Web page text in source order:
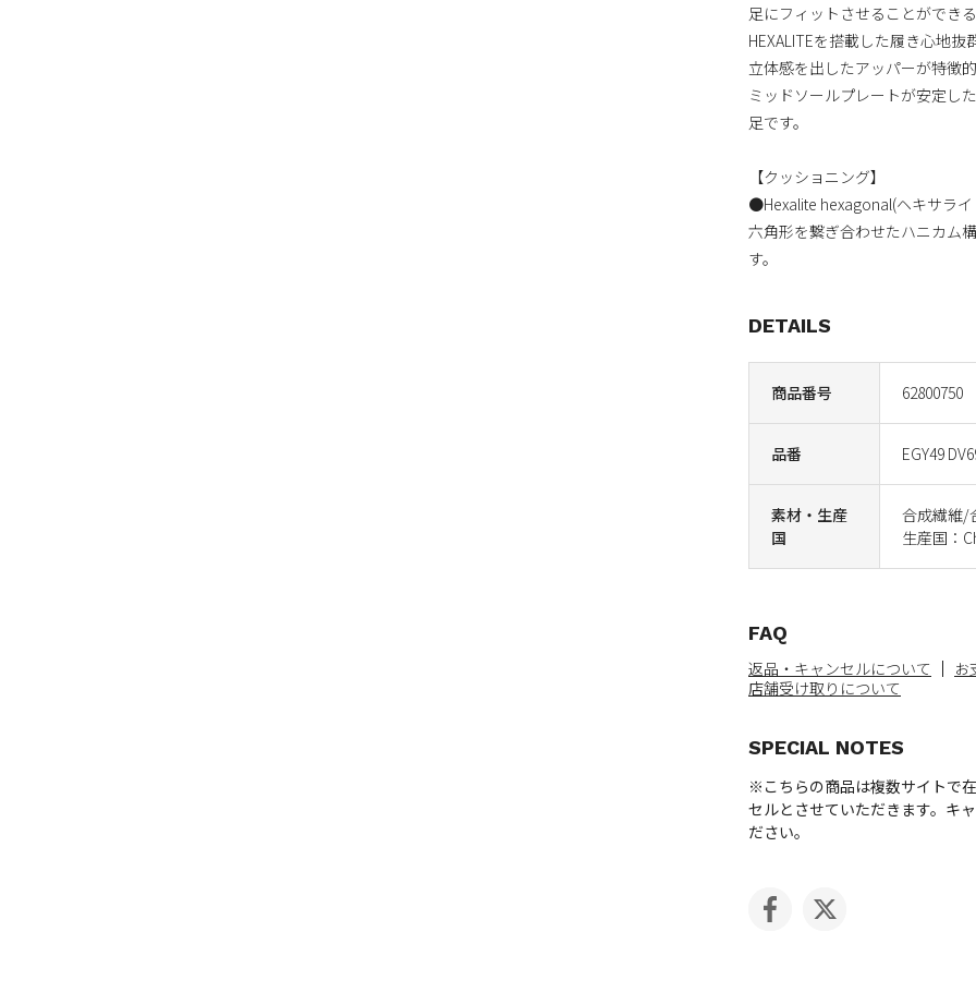
商品番号 62800750
品番 EGY49
素材・生産
国
合成繊維/
生産国：
足にフィットさせることができ
HEXALITEを搭載した履き心地抜
立体感を出したアッパーが特徴
ミッドソールプレートが安定し
足です。
【クッショニング】
●Hexalite hexagonal(ヘキサライ
六角形を繋ぎ合わせたハニカム
す。
DETAILS
FAQ
返品・キャンセルについて お
店舗受け取りについて
SPECIAL NOTES
※こちらの商品は複数サイトで
セルとさせていただきます。キ
ださい。